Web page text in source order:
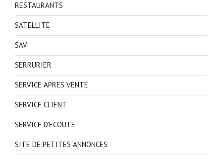
RESTAURANTS
SATELLITE
SAV
SERRURIER
SERVICE APRES VENTE
SERVICE CLIENT
SERVICE D'ECOUTE
SITE DE PETITES ANNONCES